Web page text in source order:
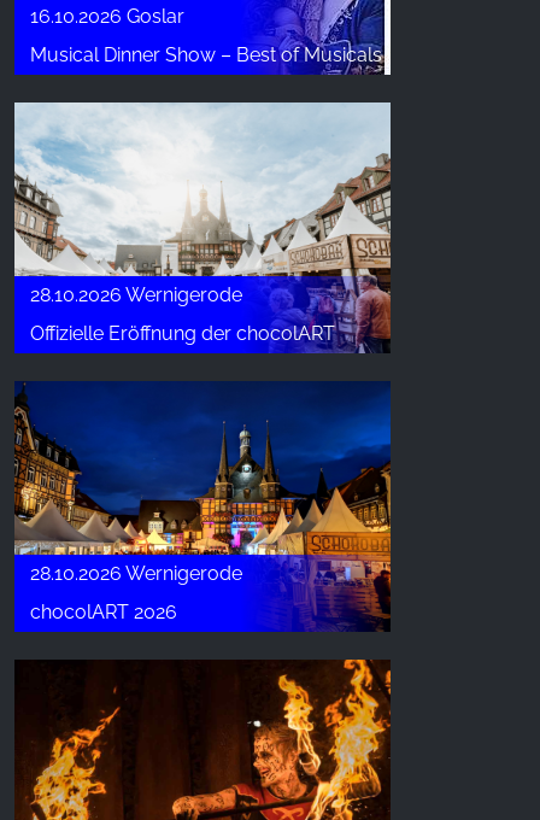
16.10.2026 Goslar
Musical Dinner Show – Best of Musicals
28.10.2026 Wernigerode
Offizielle Eröffnung der chocolART
28.10.2026 Wernigerode
chocolART 2026